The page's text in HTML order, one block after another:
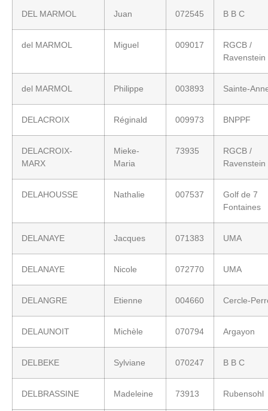
DEL MARMOL Juan 072545 B B C
del MARMOL Miguel 009017
RGCB /
Ravenstein
del MARMOL Philippe 003893 Sainte-
DELACROIX Réginald 009973 BNPPF
DELACROIX-
MARX
Mieke-
Maria
73935
RGCB /
Ravenstein
DELAHOUSSE Nathalie 007537
Golf de 7
Fontaines
DELANAYE Jacques 071383 UMA
DELANAYE Nicole 072770 UMA
DELANGRE Etienne 004660 Cercle-
DELAUNOIT Michèle 070794 Argayon
DELBEKE Sylviane 070247 B B C
DELBRASSINE Madeleine 73913 Rubensohl